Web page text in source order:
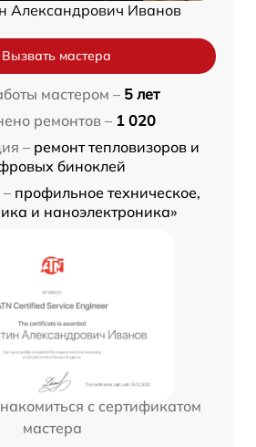
Александрович Иванов
Вызвать мастера
мастером – 5 лет
ремонтов – 1 020
– ремонт тепловизоров и
биноклей
профильное техническое,
и наноэлектроника»
с сертификатом
мастера